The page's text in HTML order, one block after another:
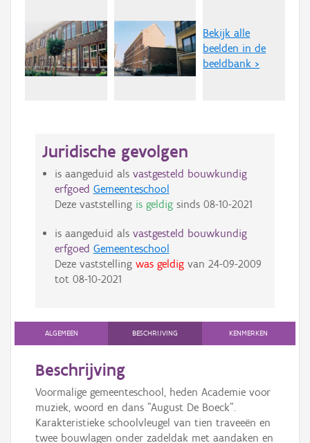
Bekijk alle
beelden in de
beeldbank >
Juridische gevolgen
is aangeduid als vastgesteld bouwkundig
erfgoed Gemeenteschool
Deze vaststelling is geldigsinds 08-10-2021
is aangeduid als vastgesteld bouwkundig
erfgoed Gemeenteschool
Deze vaststelling was geldigvan 24-09-2009
tot 08-10-2021
ALGEMEEN BESCHRIJVING KENMERKEN
Beschrijving
Voormalige gemeenteschool, heden Academie voor
muziek, woord en dans "August De Boeck".
Karakteristieke schoolvleugel van tien traveeën en
twee bouwlagen onder zadeldak met aandaken en